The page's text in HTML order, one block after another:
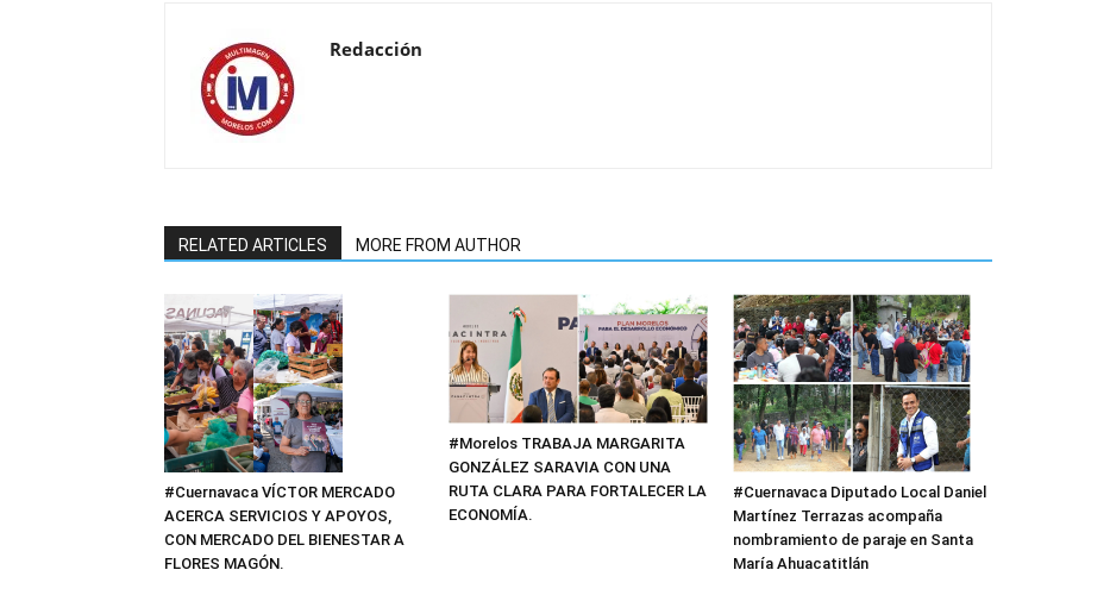
Redacción
RELATED ARTICLES MORE FROM AUTHOR
#Cuernavaca VÍCTOR MERCADO
ACERCA SERVICIOS Y APOYOS,
CON MERCADO DEL BIENESTAR A
FLORES MAGÓN.
#Morelos TRABAJA MARGARITA
GONZÁLEZ SARAVIA CON UNA
RUTA CLARA PARA FORTALECER LA
ECONOMÍA.
#Cuernavaca Diputado Local Daniel
Martínez Terrazas acompaña
nombramiento de paraje en Santa
María Ahuacatitlán